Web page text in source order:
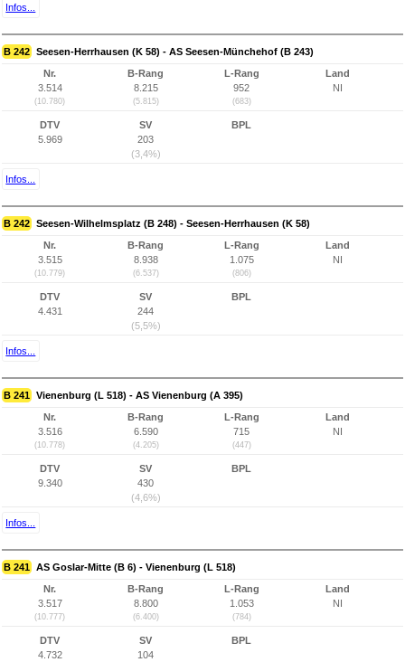
Infos...
B 242 Seesen-Herrhausen (K 58) - AS Seesen-Münchehof (B 243)
Nr.
3.514
(10.780)
B-Rang
8.215
(5.815)
L-Rang
952
(683)
Land
NI
DTV
5.969
SV
203
(3,4%)
BPL
Infos...
B 242 Seesen-Wilhelmsplatz (B 248) - Seesen-Herrhausen (K 58)
Nr.
3.515
(10.779)
B-Rang
8.938
(6.537)
L-Rang
1.075
(806)
Land
NI
DTV
4.431
SV
244
(5,5%)
BPL
Infos...
B 241 Vienenburg (L 518) - AS Vienenburg (A 395)
Nr.
3.516
(10.778)
B-Rang
6.590
(4.205)
L-Rang
715
(447)
Land
NI
DTV
9.340
SV
430
(4,6%)
BPL
Infos...
B 241 AS Goslar-Mitte (B 6) - Vienenburg (L 518)
Nr.
3.517
(10.777)
B-Rang
8.800
(6.400)
L-Rang
1.053
(784)
Land
NI
DTV
4.732
SV
104
BPL